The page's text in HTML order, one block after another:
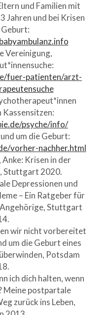
und Familien mit
Jahren und bei Krisen
Vereinigung,
fuer-patienten/arzt-
Kassensitzen:
psyche/info/
um die Geburt:
vorher-nachher.html
Krisen in der
Stuttgart 2020.
Depressionen und
– Ein Ratgeber für
Stuttgart
wir nicht vorbereitet
um die Geburt eines
Potsdam
ich dich halten, wenn
Meine postpartale
zurück ins Leben,